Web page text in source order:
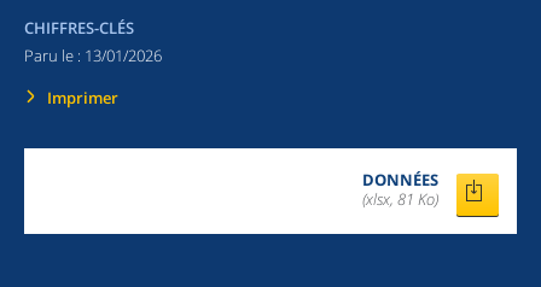
CHIFFRES-CLÉS
Paru le : 13/01/2026
Imprimer
DONNÉES
(xlsx, 81 Ko)